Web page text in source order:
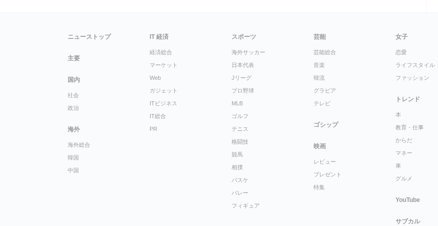
ニューストップ
主要
国内
社会
政治
海外
海外総合
韓国
中国
IT 経済
経済総合
マーケット
Web
ガジェット
ITビジネス
IT総合
PR
スポーツ
海外サッカー
日本代表
Jリーグ
プロ野球
MLB
ゴルフ
テニス
格闘技
競馬
相撲
バスケ
バレー
フィギュア
芸能
芸能総合
音楽
韓流
グラビア
テレビ
ゴシップ
映画
レビュー
プレゼント
特集
女子
恋愛
ライフスタイル
ファッション
トレンド
本
教育・仕事
からだ
マネー
車
グルメ
YouTube
サブカル